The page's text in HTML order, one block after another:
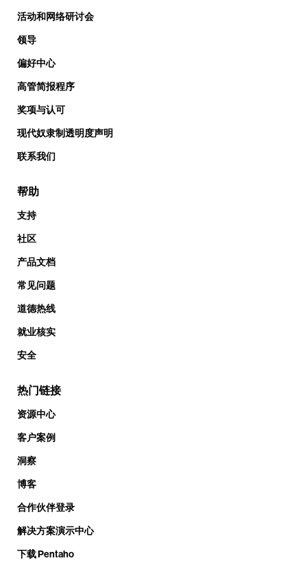
活动和网络研讨会
领导
偏好中心
高管简报程序
奖项与认可
现代奴隶制透明度声明
联系我们
帮助
支持
社区
产品文档
常见问题
道德热线
就业核实
安全
热门链接
资源中心
客户案例
洞察
博客
合作伙伴登录
解决方案演示中心
下载 Pentaho